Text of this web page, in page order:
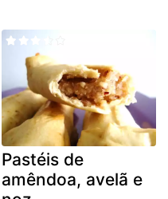
Pastéis de
amêndoa, avelã e